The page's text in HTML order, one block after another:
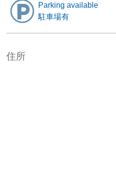
Parking available
駐車場有
住所